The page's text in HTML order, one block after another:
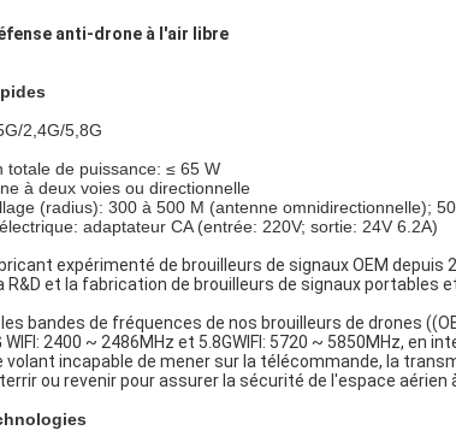
anti-drone à l'air libre
2,4G/5,8G
totale de puissance: ≤ 65 W
à deux voies ou directionnelle
(radius): 300 à 500 M (antenne omnidirectionnelle);
adaptateur CA (entrée: 220V; sortie: 24V 6.2A)
expérimenté de brouilleurs de signaux OEM
R&D et la fabrication de brouilleurs de signaux portables
bandes de fréquences de nos brouilleurs de drones
WIFI: 2400 ~ 2486MHz et 5.8GWIFI: 5720 ~ 5850MHz,
volant incapable de mener sur la télécommande, la
ou revenir pour assurer la sécurité de l'espace aérien